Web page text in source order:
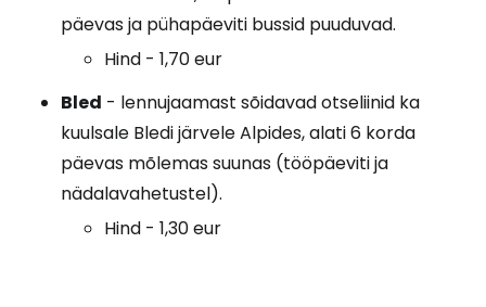
päevas ja pühapäeviti bussid puuduvad.
Hind - 1,70 eur
Bled - lennujaamast sõidavad otseliinid ka
kuulsale Bledi järvele Alpides, alati 6 korda
päevas mõlemas suunas (tööpäeviti ja
nädalavahetustel).
Hind - 1,30 eur